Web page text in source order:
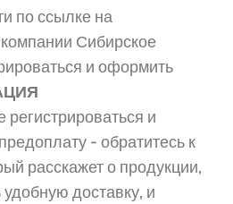
по ссылке на
Сибирское
и оформить
регистрироваться и
- обратитесь к
расскажет о продукции,
доставку, и